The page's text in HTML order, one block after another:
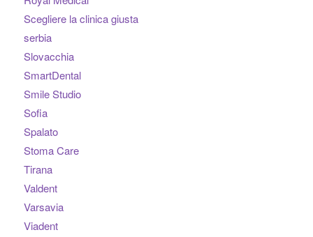
Scegliere la clinica giusta
serbia
Slovacchia
SmartDental
Smile Studio
Sofia
Spalato
Stoma Care
Tirana
Valdent
Varsavia
Viadent